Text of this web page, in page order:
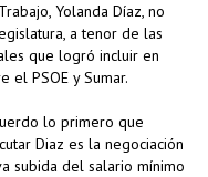
Yolanda Díaz, no
a tenor de las
que logró incluir en
el PSOE y Sumar.
lo primero que
Diaz es la negociación
subida del salario mínimo